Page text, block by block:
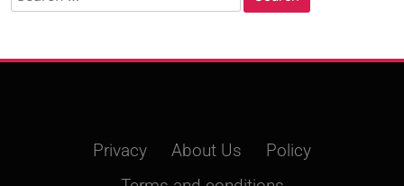
for:
Privacy About Us
Policy